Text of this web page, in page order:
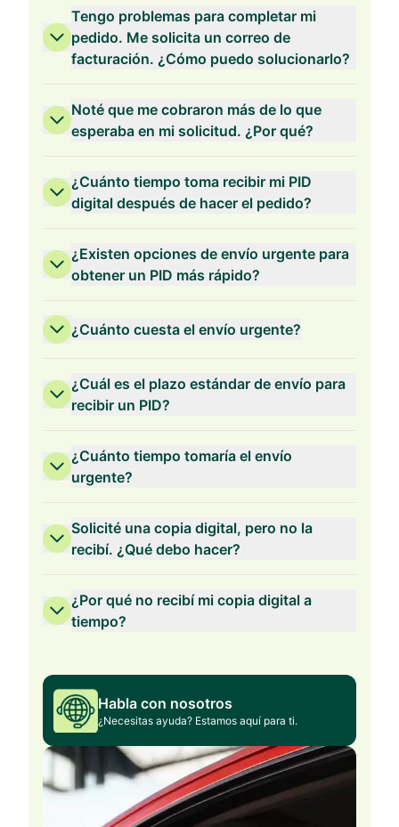
Tengo problemas para completar mi
pedido. Me solicita un correo de
facturación. ¿Cómo puedo solucionarlo?
Noté que me cobraron más de lo que
esperaba en mi solicitud. ¿Por qué?
¿Cuánto tiempo toma recibir mi PID
digital después de hacer el pedido?
¿Existen opciones de envío urgente para
obtener un PID más rápido?
¿Cuánto cuesta el envío urgente?
¿Cuál es el plazo estándar de envío para
recibir un PID?
¿Cuánto tiempo tomaría el envío
urgente?
Solicité una copia digital, pero no la
recibí. ¿Qué debo hacer?
¿Por qué no recibí mi copia digital a
tiempo?
Habla con nosotros
¿Necesitas ayuda? Estamos aquí para ti.